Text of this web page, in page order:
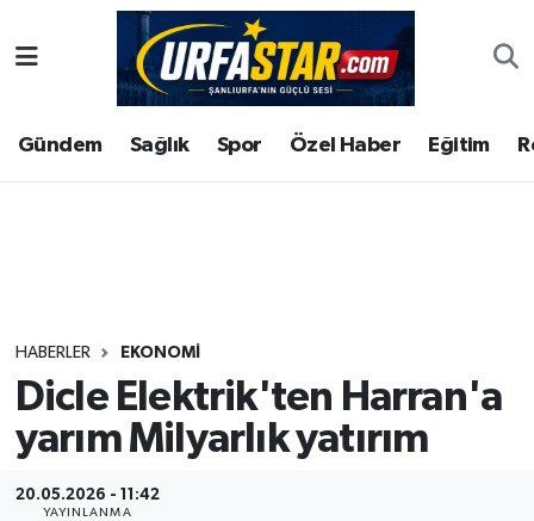
Gündem Sağlık Spor Özel Haber Eğitim
HABERLER EKONOMI
Dicle Elektrik'ten Harran'a
yarım Milyarlık yatırım
20.05.2026 - 11:42
YAYINLANMA
ASAYİS
ÇEVRE
Gündem
Kültür
Magazin
Şanlıurfa Nöbetçi Eczaneler
Şanlıurfa Hava Durumu
Tüm Manşetler
Son Dakika Haberleri
Haber Arşivi